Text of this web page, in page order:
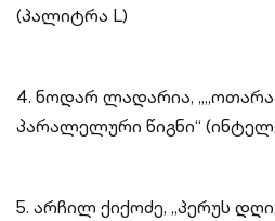
(პალიტრა L)
4. ნოდარ ლადარია,
პარალელური წიგნი“
5. არჩილ ქიქოძე, „პერუს